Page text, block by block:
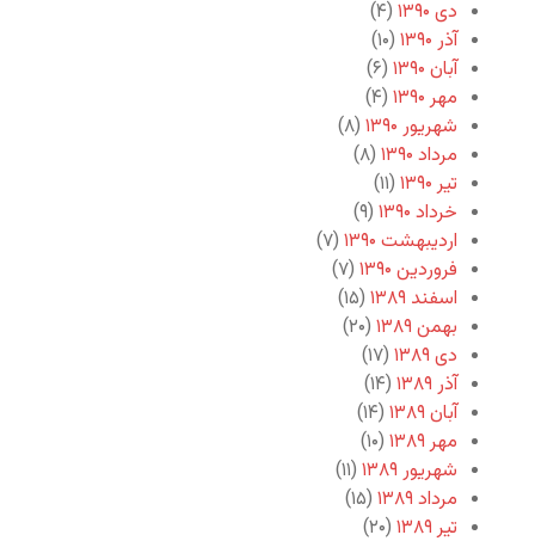
دی ۱۳۹۰
(۴)
آذر ۱۳۹۰
(۱۰)
آبان ۱۳۹۰
(۶)
مهر ۱۳۹۰
(۴)
شهریور ۱۳۹۰
(۸)
مرداد ۱۳۹۰
(۸)
تیر ۱۳۹۰
(۱۱)
خرداد ۱۳۹۰
(۹)
اردیبهشت ۱۳۹۰
(۷)
فروردین ۱۳۹۰
(۷)
اسفند ۱۳۸۹
(۱۵)
بهمن ۱۳۸۹
(۲۰)
دی ۱۳۸۹
(۱۷)
آذر ۱۳۸۹
(۱۴)
آبان ۱۳۸۹
(۱۴)
مهر ۱۳۸۹
(۱۰)
شهریور ۱۳۸۹
(۱۱)
مرداد ۱۳۸۹
(۱۵)
تیر ۱۳۸۹
(۲۰)